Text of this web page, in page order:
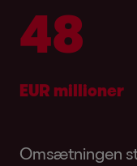
Omsætningen
EUR millioner
717